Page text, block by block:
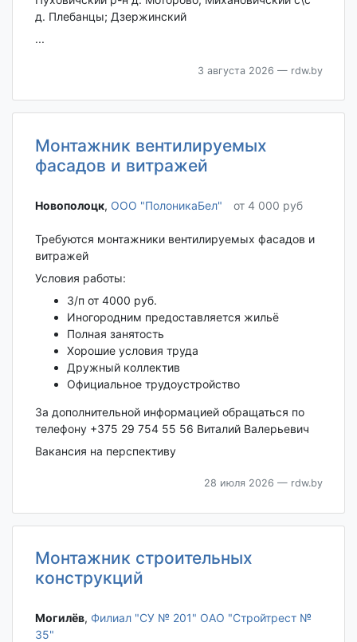
д. Плебанцы; Дзержинский
...
3 августа 2026 — rdw.by
Монтажник вентилируемых
фасадов и витражей
Новополоцк‎, ООО "ПолоникаБел" от 4 000 руб
Требуются монтажники вентилируемых фасадов и
витражей
Условия работы:
З/п от 4000 руб.
Иногородним предоставляется жильё
Полная занятость
Хорошие условия труда
Дружный коллектив
Официальное трудоустройство
За дополнительной информацией обращаться по
телефону +375 29 754 55 56 Виталий Валерьевич
Вакансия на перспективу
28 июля 2026 — rdw.by
Монтажник строительных
конструкций
Могилёв‎, Филиал "СУ № 201" ОАО "Стройтрест №
35"